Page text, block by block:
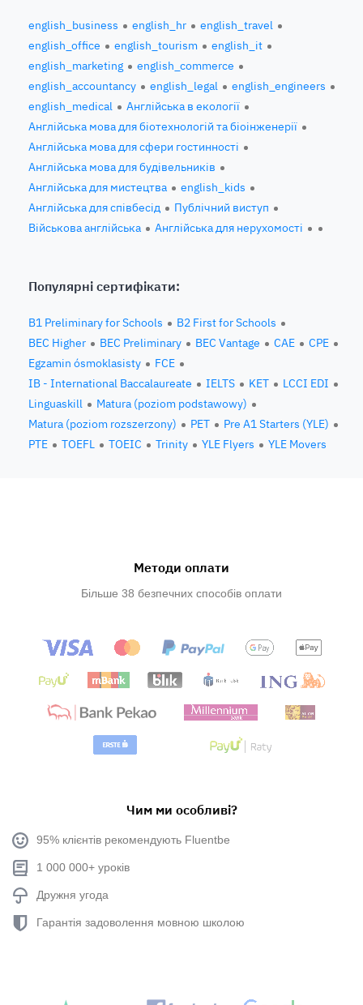
english_business english_hr
english_travel
english_office
english_tourism
english_it
english_marketing
english_commerce
english_accountancy
english_legal
english_engineers
english_medical
Англійська в екології
Англійська мова для біотехнологій та біоінженерії
Англійська мова для сфери гостинності
Англійська мова для будівельників
Англійська для мистецтва
english_kids
Англійська для співбесід
Публічний виступ
Військова англійська
Англійська для нерухомості
Популярні сертифікати:
B1 Preliminary for Schools
B2 First for Schools
BEC Higher
BEC Preliminary BEC Vantage CAE
CPE
Egzamin ósmoklasisty
FCE
IB - International Baccalaureate
IELTS KET
LCCI EDI
Linguaskill
Matura (poziom podstawowy)
Matura (poziom rozszerzony)
PET
Pre A1 Starters (YLE)
PTE
TOEFL TOEIC Trinity YLE Flyers YLE Movers
Методи оплати
Більше 38 безпечних способів оплати
Чим ми особливі?
95% клієнтів рекомендують Fluentbe
1 000 000+ уроків
Дружня угода
Гарантія задоволення мовною школою